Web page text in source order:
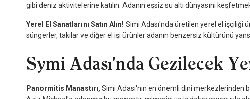
gibi deniz aktivitelerine katılın. Adanın eşsiz su altı dünyasını
Yerel El Sanatlarını Satın Alın! Simi Adası'nda üretilen yerel el işçiliği
süngerler, takılar ve diğer el işi ürünler adanın benzersiz kültürünü
Symi Adası'nda Gezilecek
Panormitis Manastırı, Simi Adası'nın en önemli dini merkezlerinden